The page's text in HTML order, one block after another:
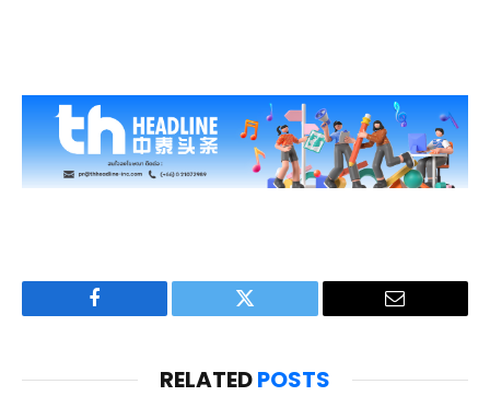
Facebook Twitter Email
RELATEDPOSTS